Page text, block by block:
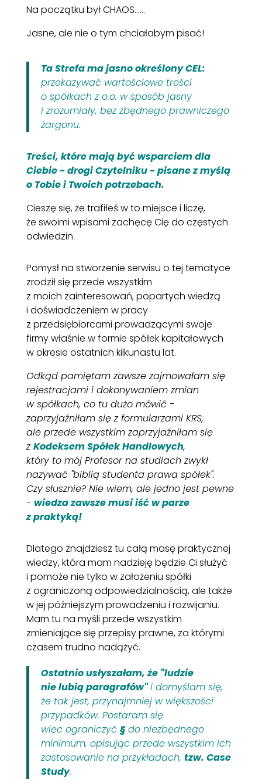
Na początku był CHAOS......
Jasne, ale nie o tym chciałabym pisać!
Ta Strefa ma jasno określony CEL:
przekazywać wartościowe treści
o spółkach z o.o. w sposób jasny
i zrozumiały, bez zbędnego prawniczego
żargonu.
Treści, które mają być wsparciem dla
Ciebie - drogi Czytelniku - pisane z myślą
o Tobie i Twoich potrzebach.
Cieszę się, że trafiłeś w to miejsce i liczę,
że swoimi wpisami zachęcę Cię do częstych
odwiedzin.
Pomysł na stworzenie serwisu o tej tematyce
zrodził się przede wszystkim
z moich zainteresowań, popartych wiedzą
i doświadczeniem w pracy
z przedsiębiorcami prowadzącymi swoje
firmy właśnie w formie spółek kapitałowych
w okresie ostatnich kilkunastu lat.
Odkąd pamiętam zawsze zajmowałam się
rejestracjami i dokonywaniem zmian
w spółkach, co tu dużo mówić -
zaprzyjaźniłam się z formularzami KRS,
ale przede wszystkim zaprzyjaźniłam się
z Kodeksem Spółek Handlowych,
który to mój Profesor na studiach zwykł
nazywać "biblią studenta prawa spółek".
Czy słusznie? Nie wiem, ale jedno jest pewne
- wiedza zawsze musi iść w parze
z praktyką!
Dlatego znajdziesz tu całą masę praktycznej
wiedzy, która mam nadzieję będzie Ci służyć
i pomoże nie tylko w założeniu spółki
z ograniczoną odpowiedzialnością, ale także
w jej późniejszym prowadzeniu i rozwijaniu.
Mam tu na myśli przede wszystkim
zmieniające się przepisy prawne, za którymi
czasem trudno nadążyć.
Ostatnio usłyszałam, że "ludzie
nie lubią paragrafów"i domyślam się,
że tak jest, przynajmniej w większości
przypadków. Postaram się
więc ograniczyć §do niezbędnego
minimum, opisując przede wszystkim ich
zastosowanie na przykładach, tzw. Case
Study.